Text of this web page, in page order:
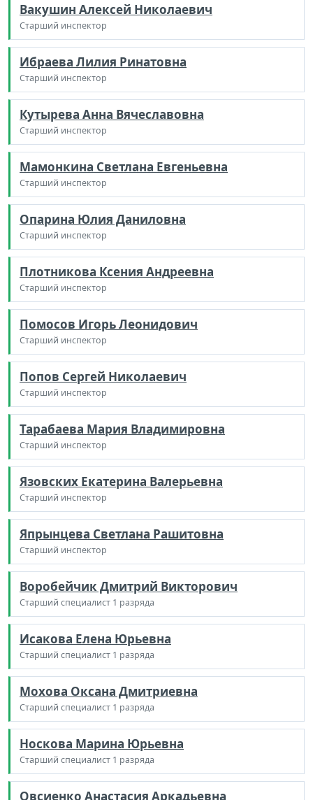
Вакушин Алексей Николаевич
Старший инспектор
Ибраева Лилия Ринатовна
Старший инспектор
Кутырева Анна Вячеславовна
Старший инспектор
Мамонкина Светлана Евгеньевна
Старший инспектор
Опарина Юлия Даниловна
Старший инспектор
Плотникова Ксения Андреевна
Старший инспектор
Помосов Игорь Леонидович
Старший инспектор
Попов Сергей Николаевич
Старший инспектор
Тарабаева Мария Владимировна
Старший инспектор
Язовских Екатерина Валерьевна
Старший инспектор
Япрынцева Светлана Рашитовна
Старший инспектор
Воробейчик Дмитрий Викторович
Старший специалист 1 разряда
Исакова Елена Юрьевна
Старший специалист 1 разряда
Мохова Оксана Дмитриевна
Старший специалист 1 разряда
Носкова Марина Юрьевна
Старший специалист 1 разряда
Овсиенко Анастасия Аркадьевна